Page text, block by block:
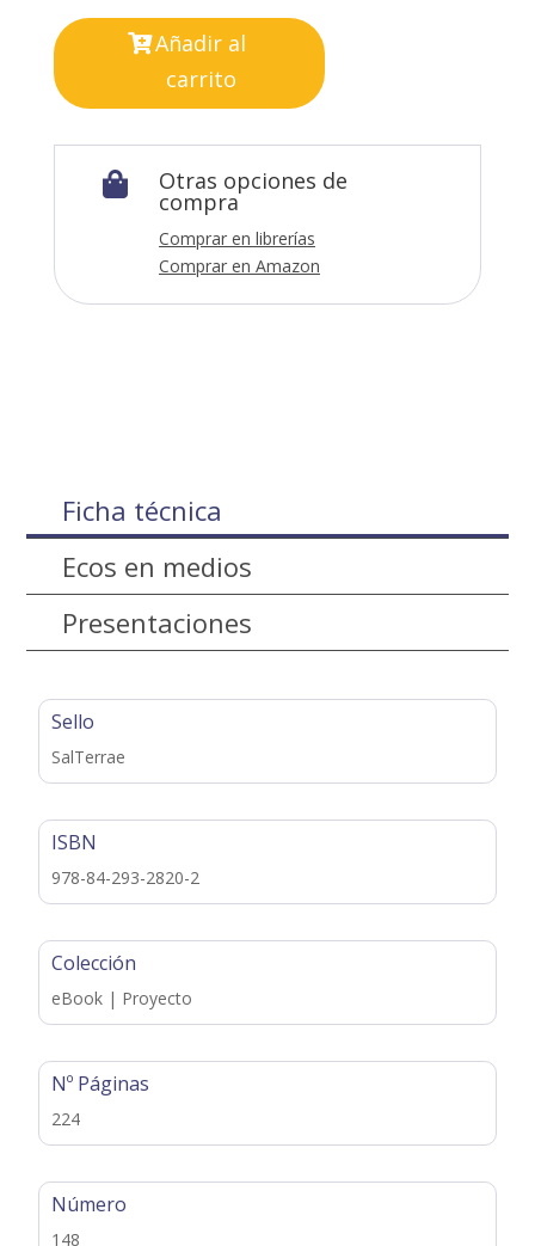
Añadir al
carrito
 Otras opciones de
compra
Comprar en librerías
Comprar en Amazon
Ficha técnica
Ecos en medios
Presentaciones
Sello
SalTerrae
ISBN
978-84-293-2820-2
Colección
eBook | Proyecto
Nº Páginas
224
Número
148